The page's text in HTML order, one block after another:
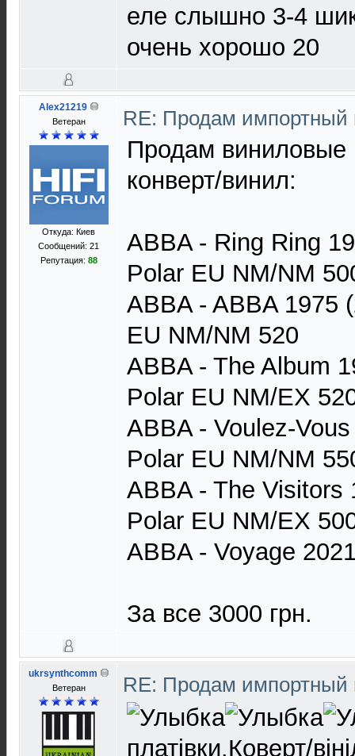
еле слышно 3-4
очень хорошо 20
Alex21219
Ветеран
Откуда: Киев
Сообщений: 21
Репутация: 88
RE: Продам
Продам виниловые
конверт/винил:
ABBA - Ring Ring
Polar EU NM/NM
ABBA - ABBA 1975
EU NM/NM 520
ABBA - The Album
Polar EU NM/EX
ABBA - Voulez-
Polar EU NM/NM
ABBA - The Visitors
Polar EU NM/EX
ABBA - Voyage
За все 3000 грн.
ukrsynthcomm
Ветеран RE: Продам
платівки.Коверт/